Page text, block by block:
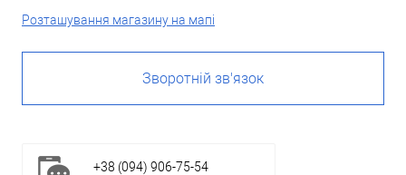
Розташування магазину на мапі
Зворотній зв'язок
+38 (094) 906-75-54